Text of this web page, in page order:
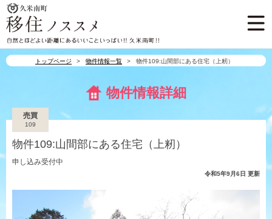
久米南町 移住ノスス
トップページ 物件情報一覧 物件109:山間部にある住宅（上籾）
物件情報詳細
売買
109
物件109:山間部にある住宅（上籾）
申し込み受付中
令和5年9月6日 更新